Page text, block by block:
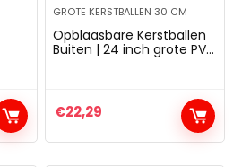
GROTE KERSTBALLEN 30 CM
Opblaasbare Kerstballen
Buiten | 24 inch grote PVC
zwembad boom decor
Eayoly
€22,29